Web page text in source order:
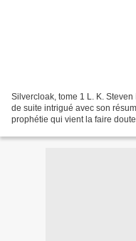
Silvercloak, tome 1 L. K.
de suite intrigué avec son
prophétie qui vient la faire